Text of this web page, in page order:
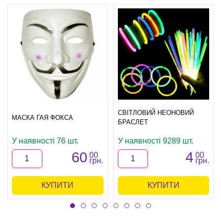
МАСКА ГАЯ ФОКСА
У наявності 76 шт.
60 00
грн.
КУПИТИ
СВІТЛОВИЙ НЕОНОВИЙ
БРАСЛЕТ
У наявності 9289 шт.
4 00
грн.
КУПИТИ